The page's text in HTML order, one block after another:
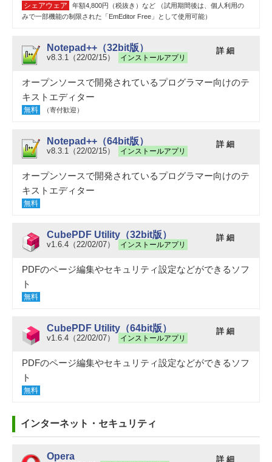
シェアウェア
年額4,800円（税抜き）など （試用期間後は、個人利用の
みで一部機能の制限された「EmEditor Free」として使用可能）
Notepad++（32bit版）
v8.3.1（22/02/15） インストールアプリ
詳 細
オープンソースで開発されているプログラマー向けのテ
キストエディター
無料 （寄付歓迎）
Notepad++（64bit版）
v8.3.1（22/02/15） インストールアプリ
詳 細
オープンソースで開発されているプログラマー向けのテ
キストエディター
無料
CubePDF Utility（32bit版）
v1.6.4（22/02/07） インストールアプリ
詳 細
PDFのページ編集やセキュリティ設定などができるソフ
ト
無料
CubePDF Utility（64bit版）
v1.6.4（22/02/07） インストールアプリ
詳 細
PDFのページ編集やセキュリティ設定などができるソフ
ト
無料
インターネット・セキュリティ
Opera 詳 細